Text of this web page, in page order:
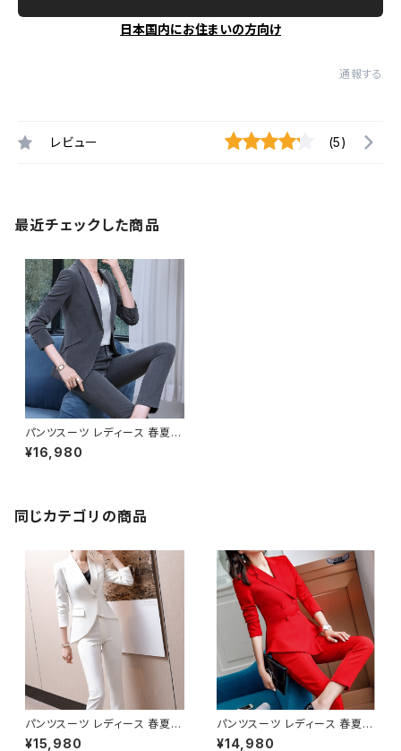
日本国内にお住まいの方向け
通報する
レビュー (5)
最近チェックした商品
パンツスーツ レディース 春夏
秋冬 春 夏 秋 冬 スーツ 上下セ
ット 2点セット ジャケット ロング
ングパンツ クロップド丈 OL オ
フィスカジュアル 結婚式 パーテ
園式 お呼ばれ ベージュ ライト
グリーン イエローベージュ ダ
ークグレー 10代 20代 30代 4
0代 C-WAW1053
¥16,980
同じカテゴリの商品
パンツスーツ レディース 春夏
秋冬 春 夏 秋 冬 スーツ 上下セ
¥15,980
パンツスーツ レディース 春夏
秋冬 春 夏 秋 冬 赤 黒 スーツ
¥14,980